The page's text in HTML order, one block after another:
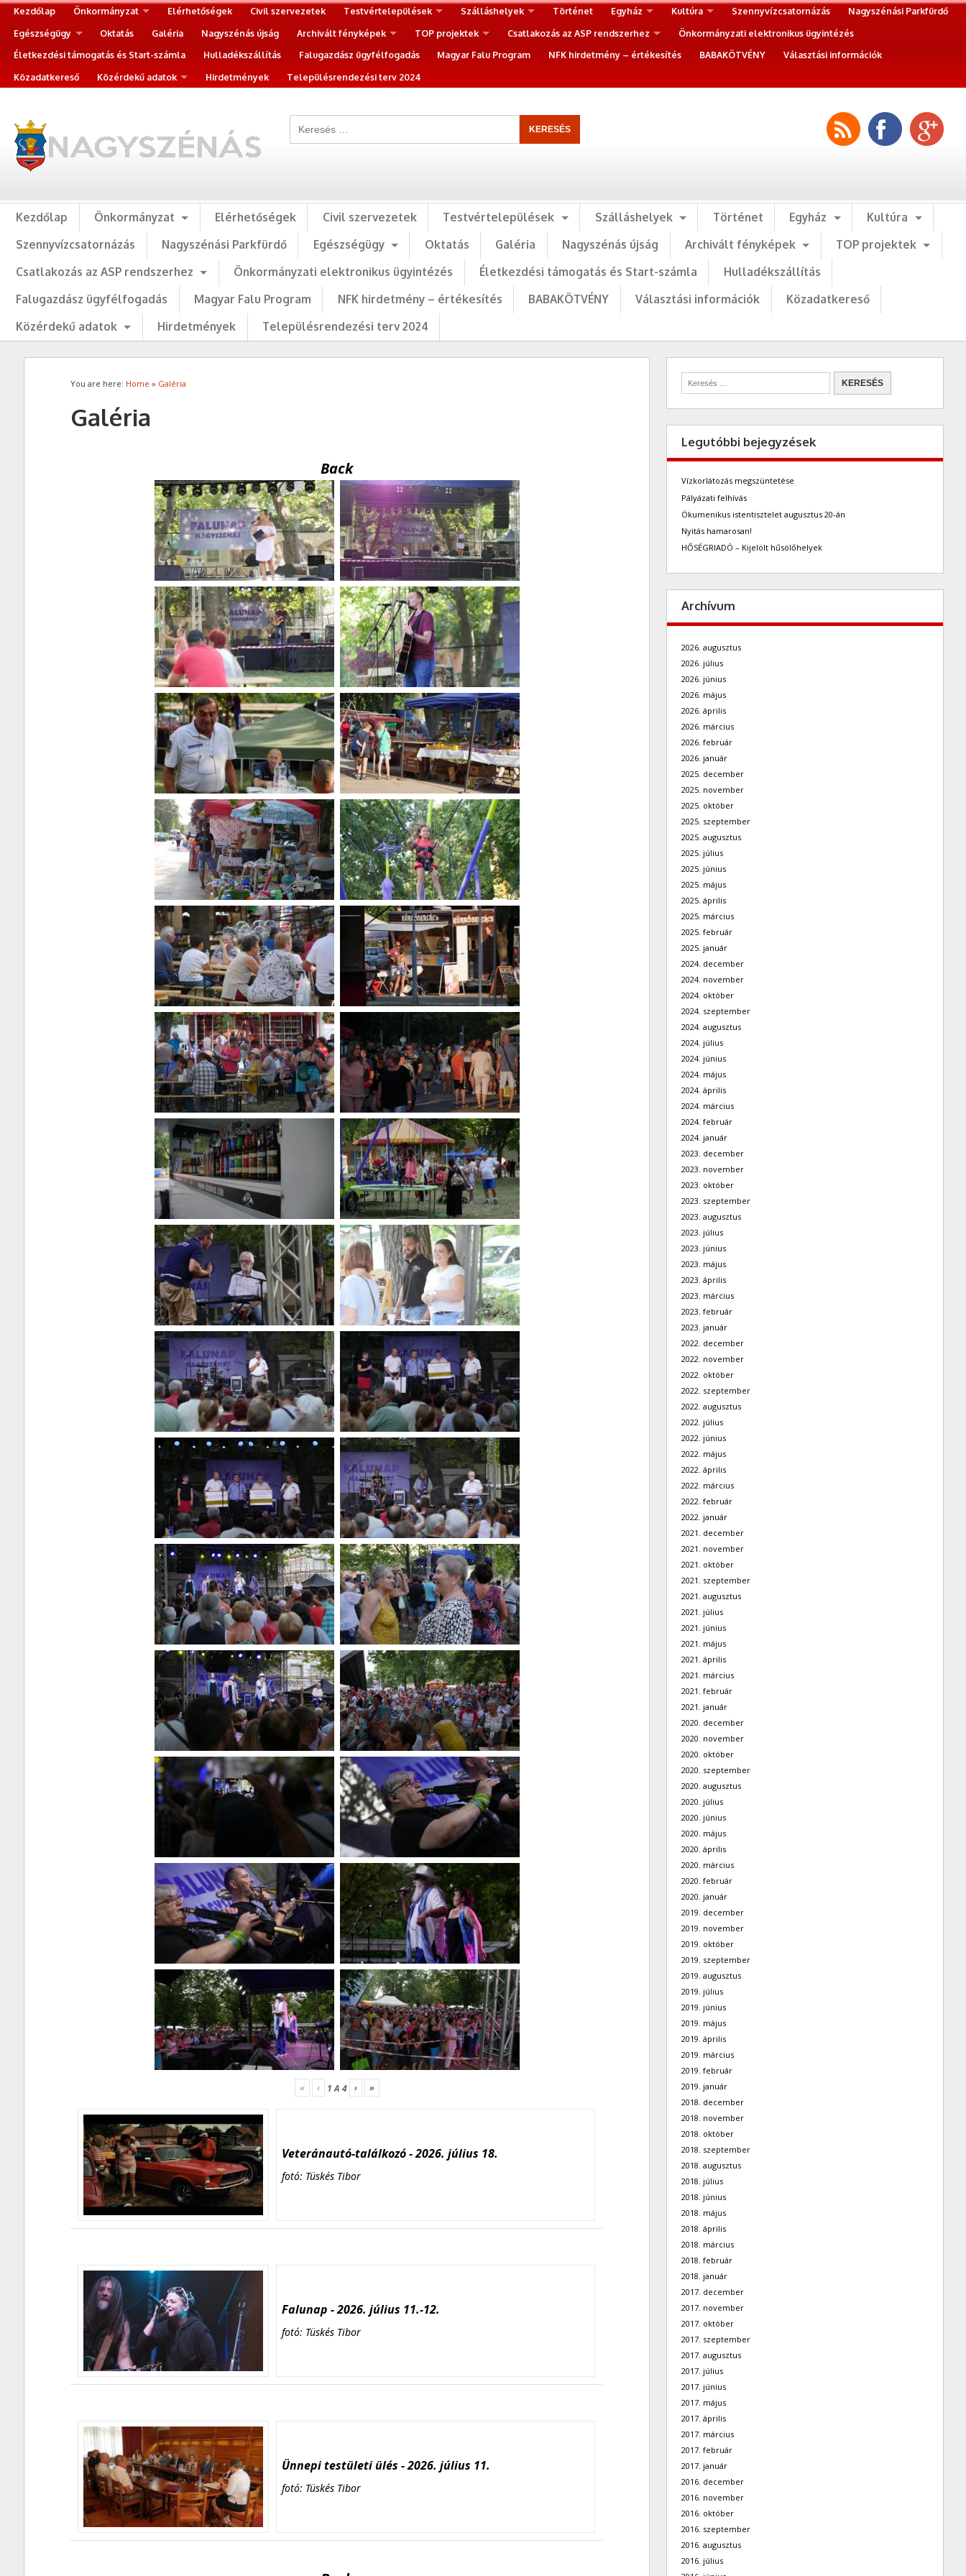
Kezdőlap Önkormányzat Elérhetőségek Civil szervezetek Testvértelepülések Szálláshelyek Történet Egyház Kultúra Szennyvízcsatornázás
Nagyszénási Parkfürdő
Egészségügy
Oktatás Galéria Nagyszénás újság Archivált fényképek TOP projektek Csatlakozás az ASP rendszerhez
Önkormányzati elektronikus ügyintézés
Életkezdési támogatás és Start-számla
Hulladékszállítás Falugazdász ügyfélfogadás Magyar Falu Program NFK hirdetmény – értékesítés BABAKÖTVÉNY
Választási információk
Közadatkereső
Közérdekű adatok Hirdetmények Településrendezési terv 2024
Kezdőlap Önkormányzat Elérhetőségek Civil szervezetek Testvértelepülések Szálláshelyek Történet Egyház
Kultúra
Szennyvízcsatornázás
Nagyszénási Parkfürdő Egészségügy Oktatás Galéria Nagyszénás újság Archivált fényképek
TOP projektek
Csatlakozás az ASP rendszerhez
Önkormányzati elektronikus ügyintézés Életkezdési támogatás és Start-számla
Hulladékszállítás
Falugazdász ügyfélfogadás
Magyar Falu Program NFK hirdetmény – értékesítés BABAKÖTVÉNY Választási információk
Közadatkereső
Közérdekű adatok
Hirdetmények Településrendezési terv 2024
You are here: Home » Galéria
Galéria
Back
« ‹ 1A 4 › »
Veteránautó-találkozó - 2026. július 18.
fotó: Tüskés Tibor
Falunap - 2026. július 11.-12.
fotó: Tüskés Tibor
Ünnepi testületi ülés - 2026. július 11.
fotó: Tüskés Tibor
Legutóbbi bejegyzések
Vízkorlátozás megszüntetése
Pályázati felhívás
Ökumenikus istentisztelet augusztus 20-án
Nyitás hamarosan!
HŐSÉGRIADÓ – Kijelölt hűsölőhelyek
Archívum
2026. augusztus
2026. július
2026. június
2026. május
2026. április
2026. március
2026. február
2026. január
2025. december
2025. november
2025. október
2025. szeptember
2025. augusztus
2025. július
2025. június
2025. május
2025. április
2025. március
2025. február
2025. január
2024. december
2024. november
2024. október
2024. szeptember
2024. augusztus
2024. július
2024. június
2024. május
2024. április
2024. március
2024. február
2024. január
2023. december
2023. november
2023. október
2023. szeptember
2023. augusztus
2023. július
2023. június
2023. május
2023. április
2023. március
2023. február
2023. január
2022. december
2022. november
2022. október
2022. szeptember
2022. augusztus
2022. július
2022. június
2022. május
2022. április
2022. március
2022. február
2022. január
2021. december
2021. november
2021. október
2021. szeptember
2021. augusztus
2021. július
2021. június
2021. május
2021. április
2021. március
2021. február
2021. január
2020. december
2020. november
2020. október
2020. szeptember
2020. augusztus
2020. július
2020. június
2020. május
2020. április
2020. március
2020. február
2020. január
2019. december
2019. november
2019. október
2019. szeptember
2019. augusztus
2019. július
2019. június
2019. május
2019. április
2019. március
2019. február
2019. január
2018. december
2018. november
2018. október
2018. szeptember
2018. augusztus
2018. július
2018. június
2018. május
2018. április
2018. március
2018. február
2018. január
2017. december
2017. november
2017. október
2017. szeptember
2017. augusztus
2017. július
2017. június
2017. május
2017. április
2017. március
2017. február
2017. január
2016. december
2016. november
2016. október
2016. szeptember
2016. augusztus
2016. július